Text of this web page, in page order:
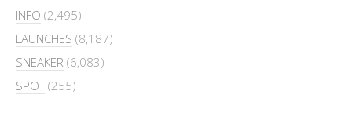
INFO (2,495)
LAUNCHES (8,187)
SNEAKER (6,083)
SPOT(255)